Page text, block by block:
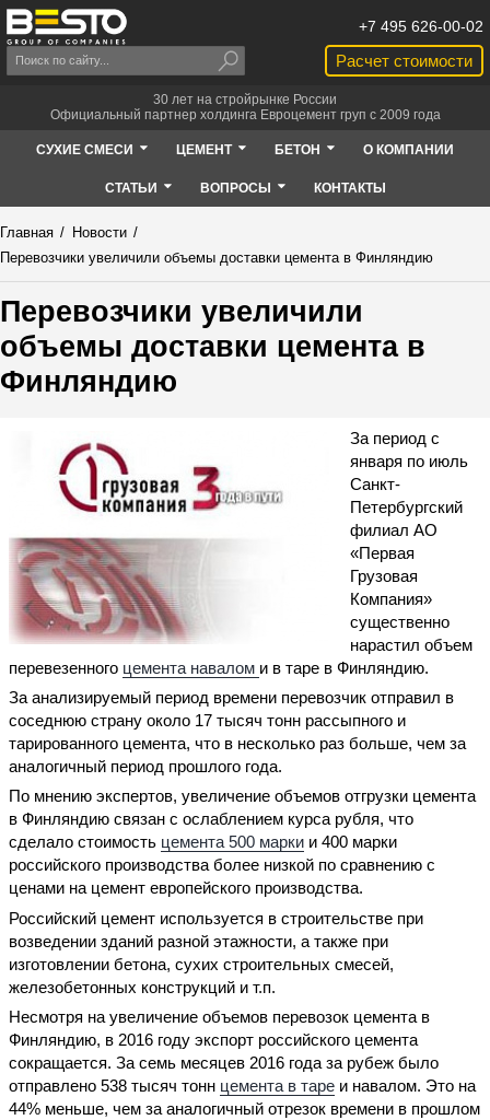
Расчет стоимости
+7 495 626-00-02
30 лет на стройрынке России
Официальный партнер холдинга Евроцемент груп с 2009 года
СУХИЕ СМЕСИ ЦЕМЕНТ БЕТОН О КОМПАНИИ
СТАТЬИ ВОПРОСЫ КОНТАКТЫ
Главная / Новости /
Перевозчики увеличили объемы доставки цемента в Финляндию
Перевозчики увеличили
объемы доставки цемента в
Финляндию
За период с
января по июль
Санкт-
Петербургский
филиал АО
«Первая
Грузовая
Компания»
существенно
нарастил объем
перевезенного цемента навалом и в таре в Финляндию.
За анализируемый период времени перевозчик отправил в
соседнюю страну около 17 тысяч тонн рассыпного и
тарированного цемента, что в несколько раз больше, чем за
аналогичный период прошлого года.
По мнению экспертов, увеличение объемов отгрузки цемента
в Финляндию связан с ослаблением курса рубля, что
сделало стоимость цемента 500 марки и 400 марки
российского производства более низкой по сравнению с
ценами на цемент европейского производства.
Российский цемент используется в строительстве при
возведении зданий разной этажности, а также при
изготовлении бетона, сухих строительных смесей,
железобетонных конструкций и т.п.
Несмотря на увеличение объемов перевозок цемента в
Финляндию, в 2016 году экспорт российского цемента
сокращается. За семь месяцев 2016 года за рубеж было
отправлено 538 тысяч тонн цемента в таре и навалом. Это на
44% меньше, чем за аналогичный отрезок времени в прошлом